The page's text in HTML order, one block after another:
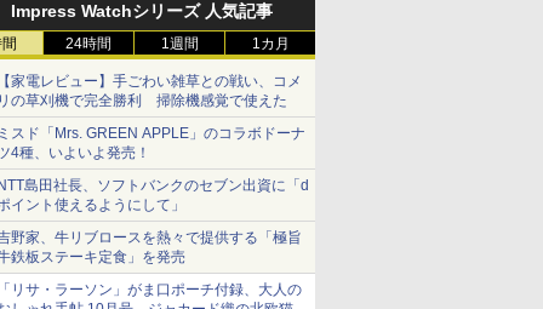
Impress Watchシリーズ 人気記事
24時間 1週間 1カ月
家電レビュー】手ごわい雑草との戦い、コメ
の草刈機で完全勝利 掃除機感覚で使えた
スド「Mrs. GREEN APPLE」のコラボドーナ
4種、いよいよ発売！
島田社長、ソフトバンクのセブン出資に「d
イント使えるようにして」
野家、牛リブロースを熱々で提供する「極旨
鉄板ステーキ定食」を発売
リサ・ラーソン」がま口ポーチ付録、大人の